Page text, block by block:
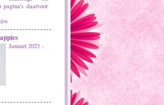
daarvoor
Januari 2023 -